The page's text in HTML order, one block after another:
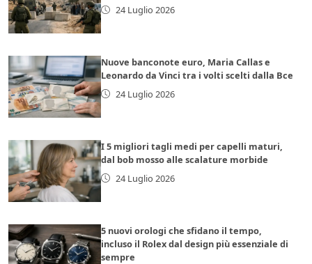
24 Luglio 2026
Nuove banconote euro, Maria Callas e
Leonardo da Vinci tra i volti scelti dalla Bce
24 Luglio 2026
I 5 migliori tagli medi per capelli maturi,
dal bob mosso alle scalature morbide
24 Luglio 2026
5 nuovi orologi che sfidano il tempo,
incluso il Rolex dal design più essenziale di
sempre